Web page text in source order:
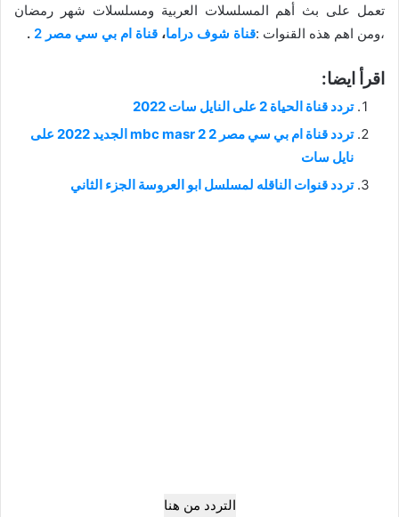
تعمل على بث أهم المسلسلات العربية ومسلسلات شهر رمضان
،ومن اهم هذه القنوات :قناة شوف دراما، قناة ام بي سي مصر 2 .
اقرأ ايضا:
تردد قناة الحياة 2 على النايل سات 2022
تردد قناة ام بي سي مصر 2 mbc masr 2 الجديد 2022 على
نايل سات
تردد قنوات الناقله لمسلسل ابو العروسة الجزء الثاني
التردد من هنا